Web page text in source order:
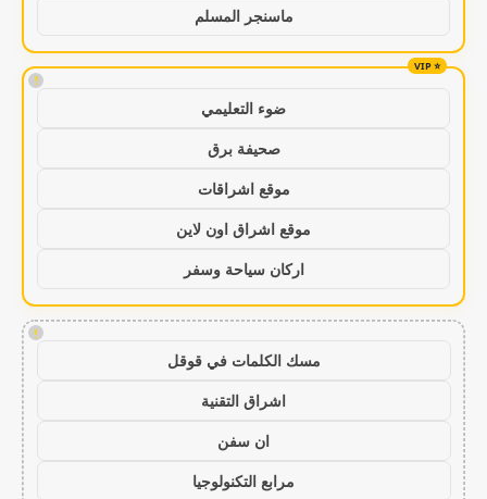
ماسنجر المسلم
!
ضوء التعليمي
صحيفة برق
موقع اشراقات
موقع اشراق اون لاين
اركان سياحة وسفر
!
مسك الكلمات في قوقل
اشراق التقنية
ان سفن
مرابع التكنولوجيا